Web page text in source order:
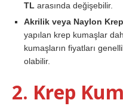
TL arasında değişebilir.
Akrilik veya Naylon
yapılan krep kumaşlar
kumaşların fiyatları
olabilir.
2. Krep